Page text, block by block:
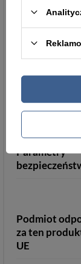
Wysokość
Więcej
Waga(kg)
Pudełko
Kolory
Parametry
Podmiot
za ten
UE